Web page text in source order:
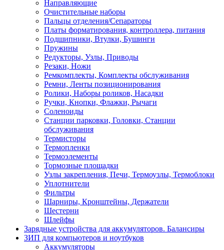
Направляющие
Очистительные наборы
Пальцы отделения/Сепараторы
Платы форматирования, контроллера, питания
Подшипники, Втулки, Бушинги
Пружины
Редукторы, Узлы, Приводы
Резаки, Ножи
Ремкомплекты, Комплекты обслуживания
Ремни, Ленты позиционирования
Ролики, Наборы роликов, Насадки
Ручки, Кнопки, Флажки, Рычаги
Соленоиды
Станции парковки, Головки, Станции
обслуживания
Термисторы
Термопленки
Термоэлементы
Тормозные площадки
Узлы закрепления, Печи, Термоузлы, Термоблоки
Уплотнители
Фильтры
Шарниры, Кронштейны, Держатели
Шестерни
Шлейфы
Зарядные устройства для аккумуляторов. Балансиры
ЗИП для компьютеров и ноутбуков
Аккумуляторы